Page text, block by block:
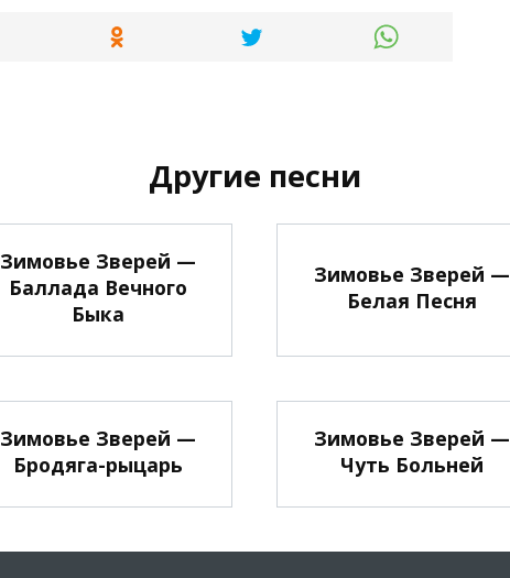
Другие песни
Зимовье Зверей —
Баллада Вечного
Быка
Зимовье Зверей —
Белая Песня
Зимовье Зверей —
Бродяга-рыцарь
Зимовье Зверей —
Чуть Больней